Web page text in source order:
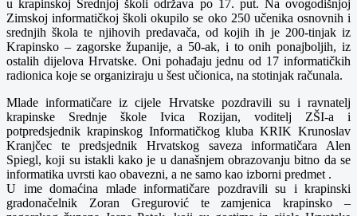
u krapinskoj Srednjoj školi održava po 17. put. Na ovogodišnjoj
Zimskoj informatičkoj školi okupilo se oko 250 učenika osnovnih i
srednjih škola te njihovih predavača, od kojih ih je 200-tinjak iz
Krapinsko – zagorske županije, a 50-ak, i to onih ponajboljih, iz
ostalih dijelova Hrvatske. Oni pohađaju jednu od 17 informatičkih
radionica koje se organiziraju u šest učionica, na stotinjak računala.
Mlade informatičare iz cijele Hrvatske pozdravili su i ravnatelj
krapinske Srednje škole Ivica Rozijan, voditelj ZŠI-a i
potpredsjednik krapinskog Informatičkog kluba KRIK Krunoslav
Kranjčec te predsjednik Hrvatskog saveza informatičara Alen
Spiegl, koji su istakli kako je u današnjem obrazovanju bitno da se
informatika uvrsti kao obavezni, a ne samo kao izborni predmet .
U ime domaćina mlade informatičare pozdravili su i krapinski
gradonačelnik Zoran Gregurović te zamjenica krapinsko –